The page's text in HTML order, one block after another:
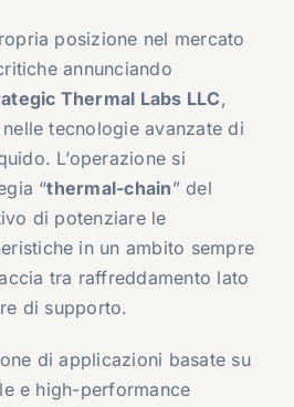
posizione nel mercato
annunciando
Thermal Labs LLC,
tecnologie avanzate di
L’operazione si
“thermal-chain” del
di potenziare le
in un ambito sempre
tra raffreddamento lato
di supporto.
di applicazioni basate su
e high-performance